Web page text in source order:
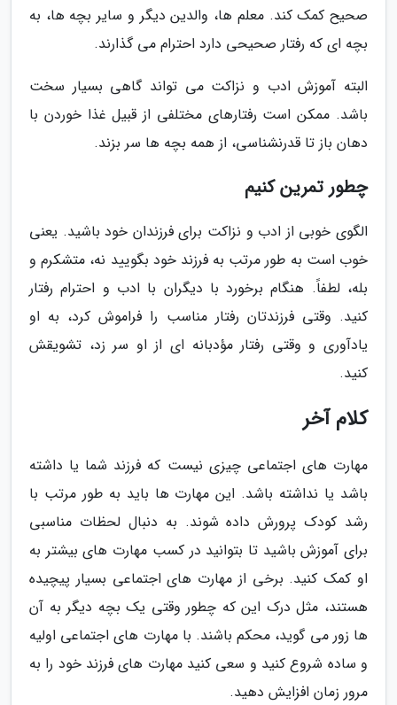
صحیح کمک کند. معلم ها، والدین دیگر و سایر بچه ها، به
بچه ای که رفتار صحیحی دارد احترام می گذارند.
البته آموزش ادب و نزاکت می تواند گاهی بسیار سخت
باشد. ممکن است رفتارهای مختلفی از قبیل غذا خوردن با
دهان باز تا قدرنشناسی، از همه بچه ها سر بزند.
چطور تمرین کنیم
الگوی خوبی از ادب و نزاکت برای فرزندان خود باشید. یعنی
خوب است به طور مرتب به فرزند خود بگویید نه، متشکرم و
بله، لطفاً. هنگام برخورد با دیگران با ادب و احترام رفتار
کنید. وقتی فرزندتان رفتار مناسب را فراموش کرد، به او
یادآوری و وقتی رفتار مؤدبانه ای از او سر زد، تشویقش
کنید.
کلام آخر
مهارت های اجتماعی چیزی نیست که فرزند شما یا داشته
باشد یا نداشته باشد. این مهارت ها باید به طور مرتب با
رشد کودک پرورش داده شوند. به دنبال لحظات مناسبی
برای آموزش باشید تا بتوانید در کسب مهارت های بیشتر به
او کمک کنید. برخی از مهارت های اجتماعی بسیار پیچیده
هستند، مثل درک این که چطور وقتی یک بچه دیگر به آن
ها زور می گوید، محکم باشند. با مهارت های اجتماعی اولیه
و ساده شروع کنید و سعی کنید مهارت های فرزند خود را به
مرور زمان افزایش دهید.